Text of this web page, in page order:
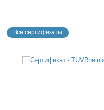
Все сертификаты